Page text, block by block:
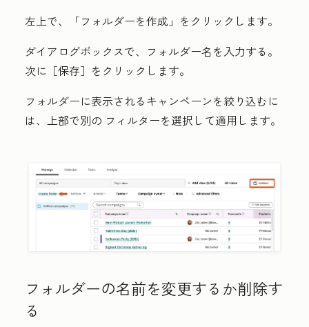
左上で、 「フォルダーを作成」 をクリックします。
ダイアログボックスで、 フォルダー名 を入力する。
次に［保存］ をクリックします。
フォルダーに表示されるキャンペーンを絞り込むに
は、上部で別の フィルターを選択して適用します。
フォルダーの名前を変更するか削除す
る